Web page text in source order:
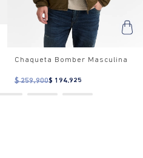
Chaqueta Bomber Masculina
$ 259.900$ 194.925